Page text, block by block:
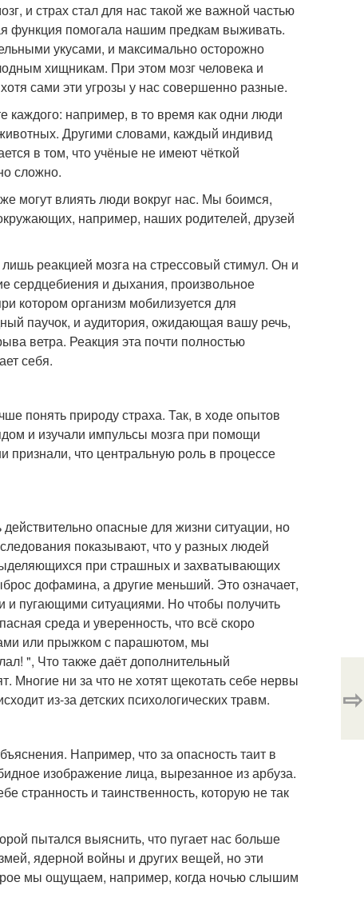
и страх стал для нас такой же важной частью
функция помогала нашим предкам выживать.
укусами, и максимально осторожно
хищникам. При этом мозг человека и
сами эти угрозы у нас совершенно разные.
каждого: например, в то время как одни люди
Другими словами, каждый индивид
в том, что учёные не имеют чёткой
сложно.
могут влиять люди вокруг нас. Мы боимся,
например, наших родителей, друзей
реакцией мозга на стрессовый стимул. Он и
сердцебиения и дыхания, произвольное
котором организм мобилизуется для
паучок, и аудитория, ожидающая вашу речь,
ветра. Реакция эта почти полностью
себя.
понять природу страха. Так, в ходе опытов
и изучали импульсы мозга при помощи
признали, что центральную роль в процессе
действительно опасные для жизни ситуации, но
показывают, что у разных людей
при страшных и захватывающих
дофамина, а другие меньший. Это означает,
и пугающими ситуациями. Но чтобы получить
среда и уверенность, что всё скоро
или прыжком с парашютом, мы
", Что также даёт дополнительный
Многие ни за что не хотят щекотать себе нервы
из-за детских психологических травм.
Например, что за опасность таит в
изображение лица, вырезанное из арбуза.
странность и таинственность, которую не так
пытался выяснить, что пугает нас больше
ядерной войны и других вещей, но эти
мы ощущаем, например, когда ночью слышим
⇨